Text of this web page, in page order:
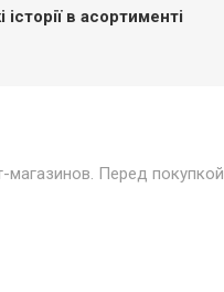
в асортименті
магазинов. Перед покупкой